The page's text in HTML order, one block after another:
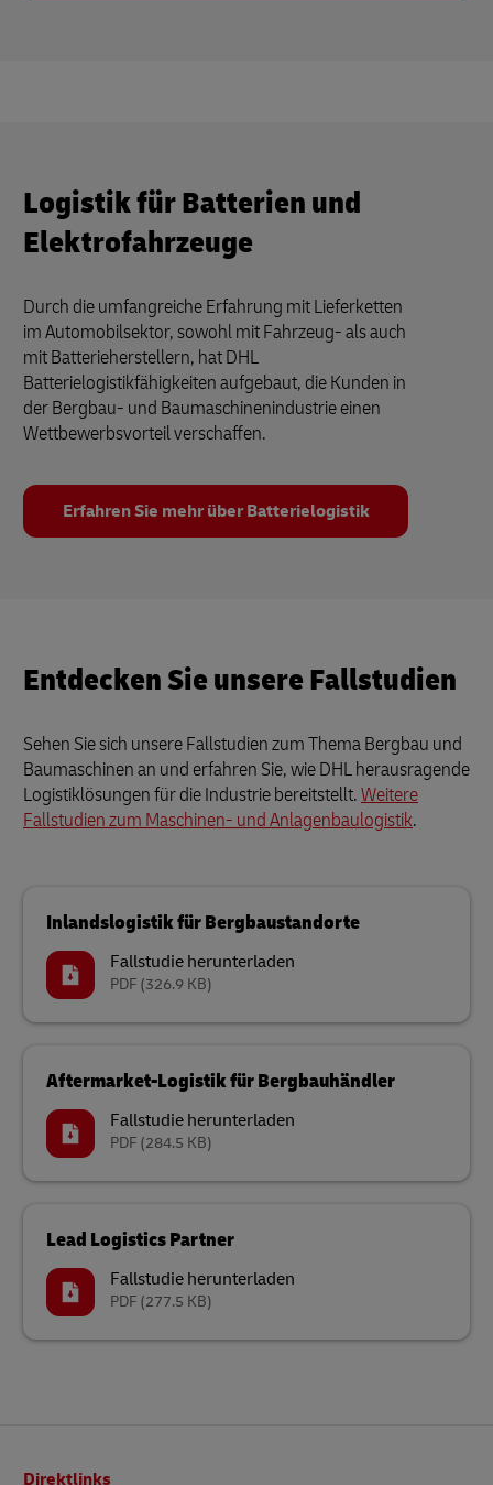
Logistik für Batterien und
Elektrofahrzeuge
Durch die umfangreiche Erfahrung mit Lieferketten
im Automobilsektor, sowohl mit Fahrzeug- als auch
mit Batterieherstellern, hat DHL
Batterielogistikfähigkeiten aufgebaut, die Kunden in
der Bergbau- und Baumaschinenindustrie einen
Wettbewerbsvorteil verschaffen.
Erfahren Sie mehr über Batterielogistik
Entdecken Sie unsere Fallstudien
Sehen Sie sich unsere Fallstudien zum Thema Bergbau und
Baumaschinen an und erfahren Sie, wie DHL herausragende
Logistiklösungen für die Industrie bereitstellt.Weitere
Fallstudien zum Maschinen- und Anlagenbaulogistik.
Inlandslogistik für Bergbaustandorte
Fallstudie herunterladen
PDF (326.9 KB)
Aftermarket-Logistik für Bergbauhändler
Fallstudie herunterladen
PDF (284.5 KB)
Lead Logistics Partner
Fallstudie herunterladen
PDF (277.5 KB)
Direktlinks